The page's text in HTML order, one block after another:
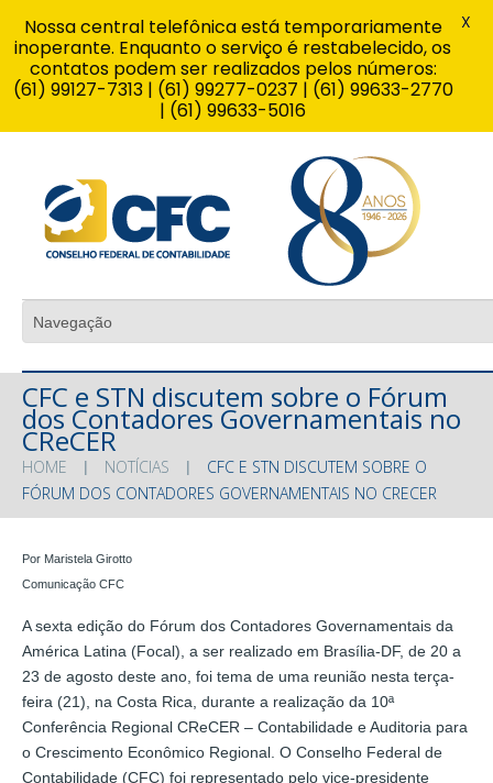
CFC e STN discutem sobre o Fórum
dos Contadores Governamentais no
CReCER
HOME NOTÍCIAS
CFC E STN DISCUTEM SOBRE O
FÓRUM DOS CONTADORES GOVERNAMENTAIS NO CRECER
Por Maristela Girotto
Comunicação CFC
A sexta edição do Fórum dos Contadores Governamentais da
América Latina (Focal), a ser realizado em Brasília-DF, de 20 a
23 de agosto deste ano, foi tema de uma reunião nesta terça-
feira (21), na Costa Rica, durante a realização da 10ª
Conferência Regional CReCER – Contabilidade e Auditoria para
o Crescimento Econômico Regional. O Conselho Federal de
Contabilidade (CFC) foi representado pelo vice-presidente
Nossa central telefônica está temporariamente
inoperante. Enquanto o serviço é restabelecido, os
contatos podem ser realizados pelos números:
(61) 99127-7313 | (61) 99277-0237 | (61) 99633-2770
| (61) 99633-5016
X